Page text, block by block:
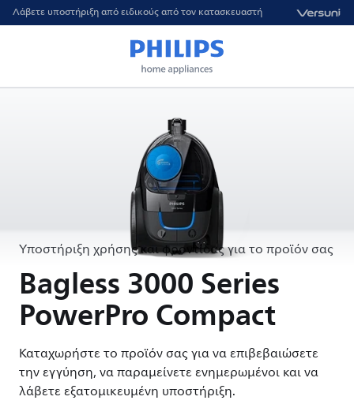
Λάβετε υποστήριξη από ειδικούς από τον κατασκευαστή
Υποστήριξη χρήσης και φροντίδας για το προϊόν σας
Bagless 3000 Series
PowerPro Compact
Καταχωρήστε το προϊόν σας για να επιβεβαιώσετε
την εγγύηση, να παραμείνετε ενημερωμένοι και να
λάβετε εξατομικευμένη υποστήριξη.